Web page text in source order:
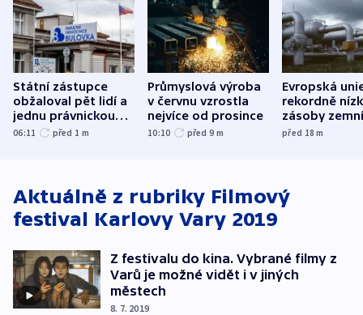
Státní zástupce
obžaloval pět lidí a
jednu právnickou
osobu v kauze
06:11 před 1 m
Průmyslová výroba
v červnu vzrostla
nejvíce od prosince
10:10 před 9 m
Evropská
rekordně
zásoby
plynu
před 18m
Aktuálně z rubriky Filmový
festival Karlovy Vary 2019
Z festivalu do kina. Vybrané filmy z
Varů je možné vidět i v jiných
městech
8. 7. 2019